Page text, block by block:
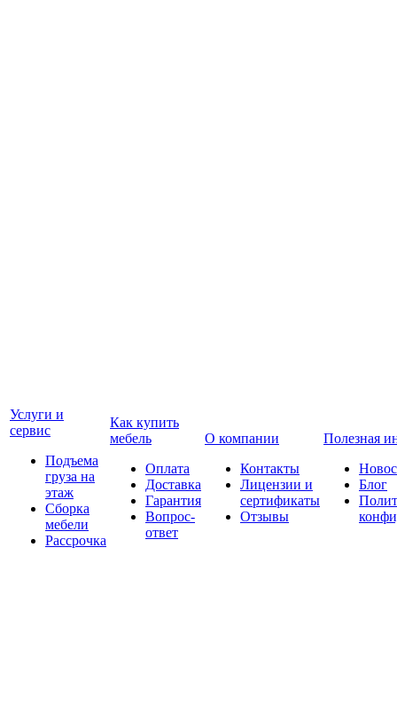
Услуги и
сервис
Подъема
груза на
этаж
Сборка
мебели
Рассрочка
Как купить
мебель
Оплата
Доставка
Гарантия
Вопрос-
ответ
О компании
Контакты
Лицензии и
сертификаты
Отзывы
Полезная
Блог